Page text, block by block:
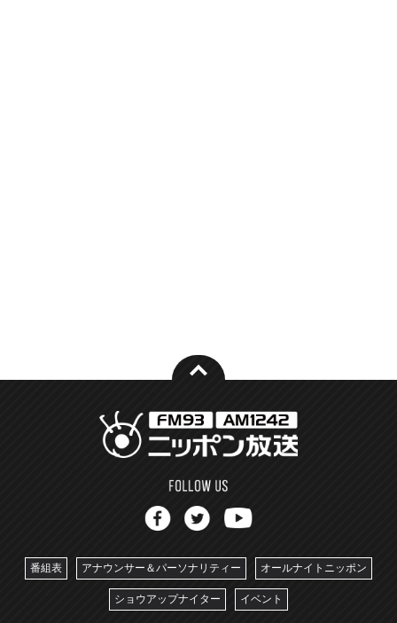
番組表 アナウンサー＆パーソナリティー オールナイトニッポン
ショウアップナイター イベント